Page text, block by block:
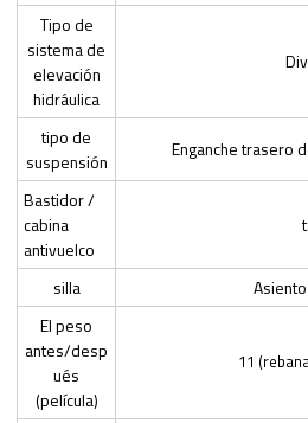
Tipo de
sistema de
elevación
hidráulica
tipo de
suspensión
Enganche trasero
Bastidor /
cabina
antivuelco
silla
El peso
antes/desp
ués
(película)
11